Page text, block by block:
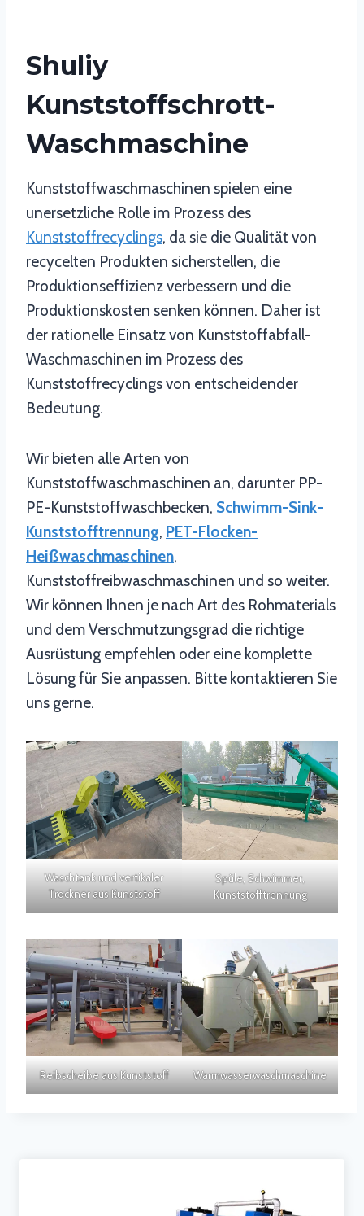
Shuliy
Kunststoffschrott-
Waschmaschine
Kunststoffwaschmaschinen spielen eine
unersetzliche Rolle im Prozess des
Kunststoffrecyclings, da sie die Qualität von
recycelten Produkten sicherstellen, die
Produktionseffizienz verbessern und die
Produktionskosten senken können. Daher ist
der rationelle Einsatz von Kunststoffabfall-
Waschmaschinen im Prozess des
Kunststoffrecyclings von entscheidender
Bedeutung.
Wir bieten alle Arten von
Kunststoffwaschmaschinen an, darunter PP-
PE-Kunststoffwaschbecken, Schwimm-Sink-
Kunststofftrennung, PET-Flocken-
Heißwaschmaschinen,
Kunststoffreibwaschmaschinen und so weiter.
Wir können Ihnen je nach Art des Rohmaterials
und dem Verschmutzungsgrad die richtige
Ausrüstung empfehlen oder eine komplette
Lösung für Sie anpassen. Bitte kontaktieren Sie
uns gerne.
Waschtank und vertikaler
Trockner aus Kunststoff
Spüle, Schwimmer,
Kunststofftrennung
Reibscheibe aus Kunststoff Warmwasserwaschmaschine